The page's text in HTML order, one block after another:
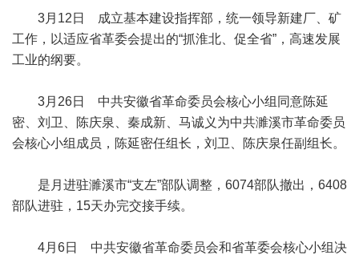
3月12日 成立基本建设指挥部，统一领导新建厂、矿
工作，以适应省革委会提出的“抓淮北、促全省”，高速发展
工业的纲要。
3月26日 中共安徽省革命委员会核心小组同意陈延
密、刘卫、陈庆泉、秦成新、马诚义为中共濉溪市革命委员
会核心小组成员，陈延密任组长，刘卫、陈庆泉任副组长。
是月进驻濉溪市“支左”部队调整，6074部队撤出，6408
部队进驻，15天办完交接手续。
4月6日 中共安徽省革命委员会和省革委会核心小组决